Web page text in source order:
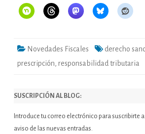
Novedades Fiscales derecho
prescripción, responsabilidad tributaria
SUSCRIPCIÓN AL BLOG:
Introduce tu correo electrónico para suscribirte
aviso de las nuevas entradas.